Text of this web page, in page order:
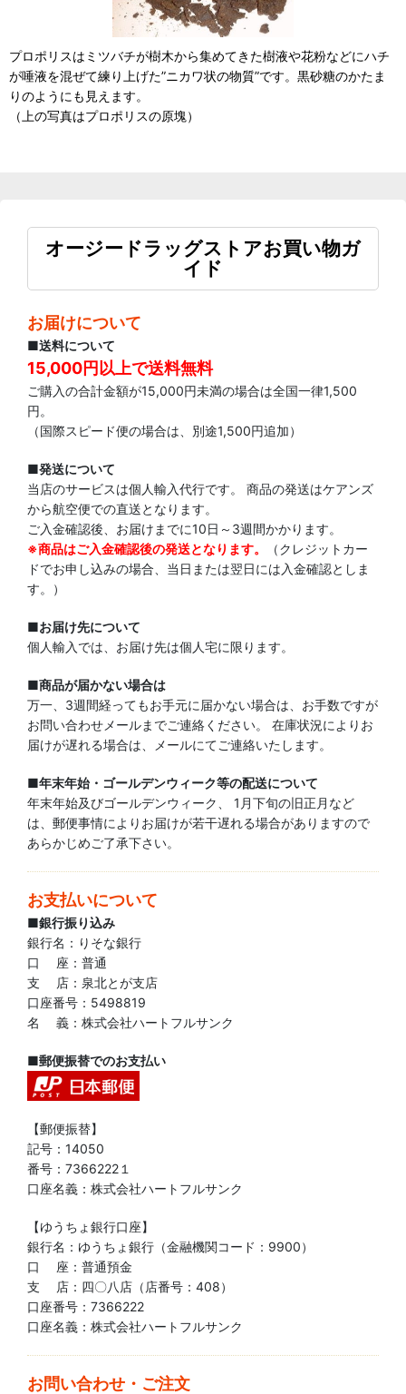
プロポリスはミツバチが樹木から集めてきた樹液や花粉などにハチ
が唾液を混ぜて練り上げた”ニカワ状の物質”です。黒砂糖のかたま
りのようにも見えます。
（上の写真はプロポリスの原塊）
オージードラッグストアお買い物ガ
イド
お届けについて
■送料について
15,000円以上で送料無料
ご購入の合計金額が15,000円未満の場合は全国一律1,500
円。
（国際スピード便の場合は、別途1,500円追加）
■発送について
当店のサービスは個人輸入代行です。 商品の発送はケアンズ
から航空便での直送となります。
ご入金確認後、お届けまでに10日～3週間かかります。
※商品はご入金確認後の発送となります。
（クレジットカー
ドでお申し込みの場合、当日または翌日には入金確認としま
す。）
■お届け先について
個人輸入では、お届け先は個人宅に限ります。
■商品が届かない場合は
万一、3週間経ってもお手元に届かない場合は、お手数ですが
お問い合わせメールまでご連絡ください。 在庫状況によりお
届けが遅れる場合は、メールにてご連絡いたします。
■年末年始・ゴールデンウィーク等の配送について
年末年始及びゴールデンウィーク、 1月下旬の旧正月など
は、郵便事情によりお届けが若干遅れる場合がありますので
あらかじめご了承下さい。
お支払いについて
■銀行振り込み
銀行名：りそな銀行
口 座：普通
支 店：泉北とが支店
口座番号：5498819
名 義：株式会社ハートフルサンク
■郵便振替でのお支払い
【郵便振替】
記号：14050
番号：7366222１
口座名義：株式会社ハートフルサンク
【ゆうちょ銀行口座】
銀行名：ゆうちょ銀行（金融機関コード：9900）
口 座：普通預金
支 店：四〇八店（店番号：408）
口座番号：7366222
口座名義：株式会社ハートフルサンク
お問い合わせ・ご注文